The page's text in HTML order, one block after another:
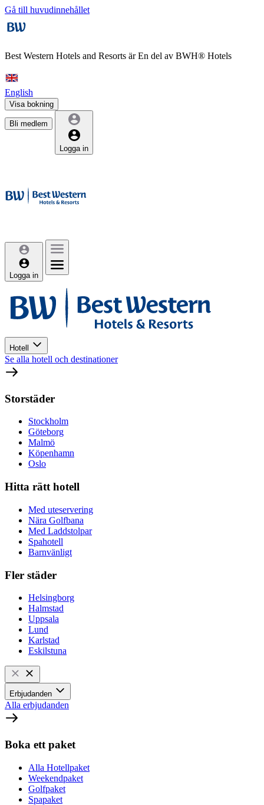
Gå till huvudinnehållet
Best Western Hotels and Resorts ärEn del av BWH® Hotels
English
Visa bokning
Bli medlem
Logga in
Logga in
Hotell
Se alla hotell och destinationer
Storstäder
Stockholm
Göteborg
Malmö
Köpenhamn
Oslo
Hitta rätt hotell
Med uteservering
Nära Golfbana
Med Laddstolpar
Spahotell
Barnvänligt
Fler städer
Helsingborg
Halmstad
Uppsala
Lund
Karlstad
Eskilstuna
Erbjudanden
Alla erbjudanden
Boka ett paket
Alla Hotellpaket
Weekendpaket
Golfpaket
Spapaket